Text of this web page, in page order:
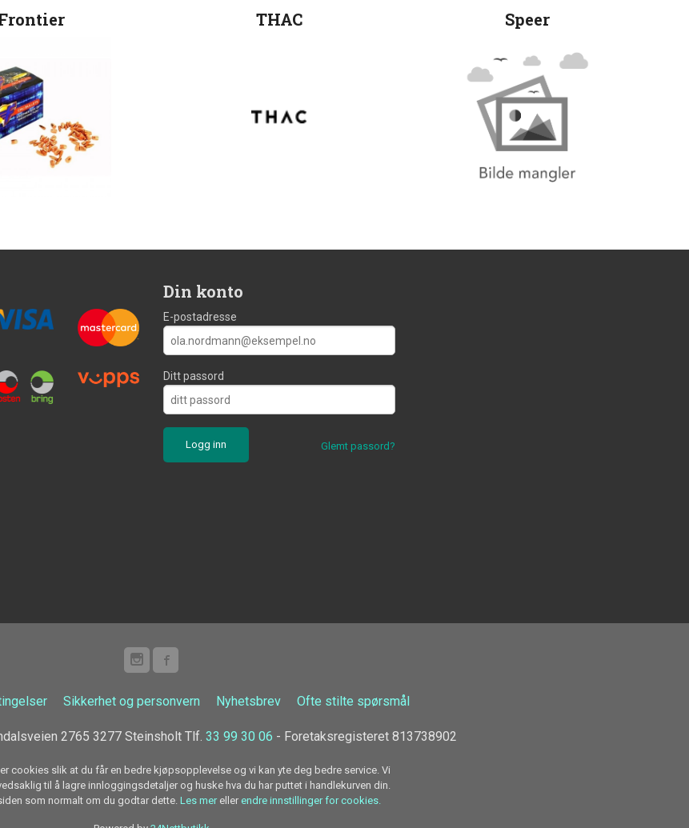
THAC Speer
Din konto
E-postadresse
Ditt passord
Glemt passord?
Sikkerhet og personvern Nyhetsbrev Ofte stilte spørsmål
2765 3277 Steinsholt Tlf. 33 99 30 06 - Foretaksregisteret 813738902
cookies slik at du får en bedre kjøpsopplevelse og vi kan yte deg bedre service. Vi
til å lagre innloggingsdetaljer og huske hva du har puttet i handlekurven din.
som normalt om du godtar dette.Les mer eller endre innstillinger for cookies.